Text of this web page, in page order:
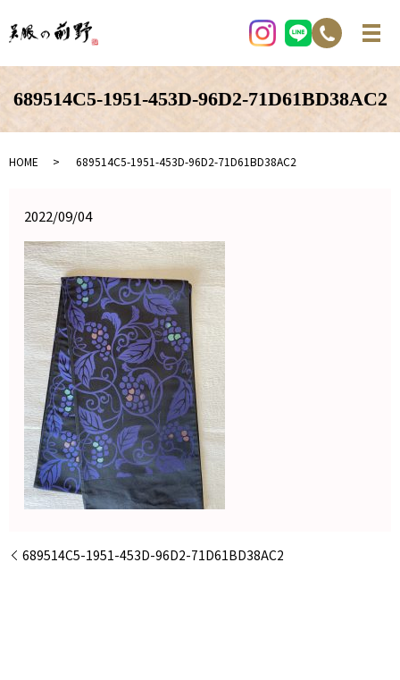
689514C5-1951-453D-96D2-71D61BD38AC2
HOME 689514C5-1951-453D-96D2-71D61BD38AC2
2022/09/04
689514C5-1951-453D-96D2-71D61BD38AC2